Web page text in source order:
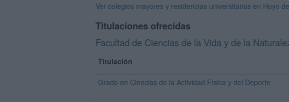
Ver colegios mayores y residencias universitarias en Hoyo
Titulaciones ofrecidas
Facultad de Ciencias de la Vida y de la
Titulación
Grado en Ciencias de la Actividad Física y del Deporte